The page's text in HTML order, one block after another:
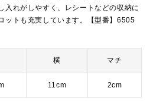
入れがしやすく、レシートなどの収納に
ットも充実しています。【型番】6505
横 マチ
11cm 2cm